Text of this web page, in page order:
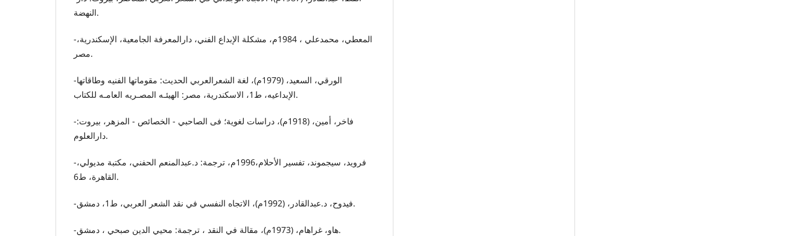
النهضة.
-المعطي، محمدعلي ، 1984م، مشکلة الإبداع الفني، دارالمعرفة الجامعیة، الإسکندریة،
مصر.
-الورقي، السعید، (1979م)، لغة الشعرالعربي الحدیث: مقوماتها الفنیه وطاقاتها
الإبداعیه، ط1، الاسکندریة، مصر: الهیئـه المصـریه العامـه للکتاب.
-فاخر، أمين، (1918م)، دراسات لغوية؛ فی الصاحبي - الخصائص - المزهر، بيروت:
دارالعلوم.
-فروید، سیجموند، تفسیر الأحلام،1996م، ترجمة: د.عبدالمنعم الحفني، مکتبة مدیولي،
القاهرة، ط6.
-فیدوح، د.عبدالقادر، (1992م)، الاتجاه النفسي في نقد الشعر العربي، ط1، دمشق.
-هاو، غراهام، (1973م)، مقالة في النقد ، ترجمة: محيي الدين صبحي ، دمشق.